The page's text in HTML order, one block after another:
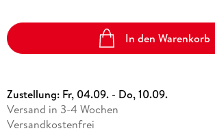
In den Warenkorb
Zustellung: Fr, 04.09. - Do, 10.09.
Versand in 3-4 Wochen
Versandkostenfrei